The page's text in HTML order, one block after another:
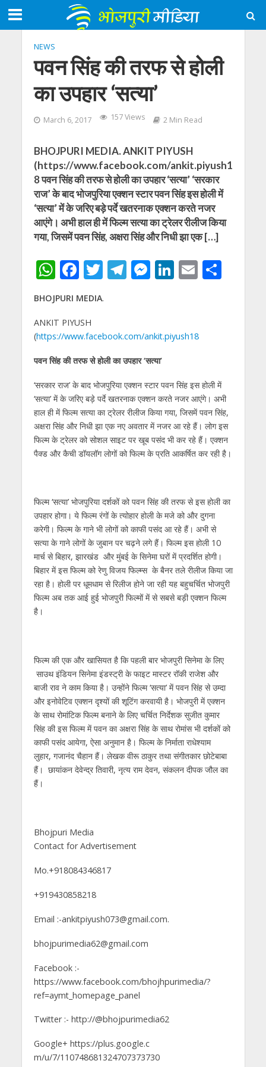
NEWS
पवन सिंह की तरफ से होली
का उपहार ‘सत्या’
March 6, 2017 157 Views 2 Min Read
BHOJPURI MEDIA. ANKIT PIYUSH
(https://www.facebook.com/ankit.piyush1
8 पवन सिंह की तरफ से होली का उपहार ‘सत्या’ ‘सरकार
राज’ के बाद भोजपुरिया एक्‍शन स्टार पवन सिंह इस होली में
‘सत्‍या’ में के जरिए बड़े पर्दे खतरनाक एक्शन करते नजर
आएंगे। अभी हाल ही में फिल्‍म सत्‍या का ट्रेलर रीलीज किया
गया, जिसमें पवन सिंह, अक्षरा सिंह और निधी झा एक […]
W
h
at
s
A
p
p
F
ac
e
b
o
o
k
T
itt
er
T
gr
a
m
M
e
n
g
er
Li
dI
E
l
S
BHOJPURI MEDIA.
ANKIT PIYUSH
(https://www.facebook.com/ankit.piyush18
पवन सिंह की तरफ से होली का उपहार‘सत्या’
‘सरकार राज’ के बाद भोजपुरिया एक्‍शन स्टार पवन सिंह इस होली में
‘सत्‍या’ में के जरिए बड़े पर्दे खतरनाक एक्शन करते नजर आएंगे। अभी
हाल ही में फिल्‍म सत्‍या का ट्रेलर रीलीज किया गया, जिसमें पवन सिंह,
अक्षरा सिंह और निधी झा एक नए अवतार में नजर आ रहे हैं। लोग इस
फिल्‍म के ट्रेलर को सोशल साइट पर खूब पसंद भी कर रहे हैं। एक्‍शन
पैक्‍ड और कैची डॉयलॉग लोगों को फिल्‍म के प्रति आकर्षित कर रही है।
फिल्‍म ‘सत्‍या’ भोजपुरिया दर्शकों को पवन सिंह की तरफ से इस होली का
उपहार होगा। ये फिल्‍म रंगों के त्‍योहार होली के मजे को और दुगना
करेगी। फिल्‍म के गाने भी लोगों को काफी पसंद आ रहे हैं। अभी से
सत्‍या के गाने लोगों के जुबान पर चढ़ने लगे हैं। फिल्‍म इस होली 10
मार्च से बिहार, झारखंड और मुंबई के सिनेमा घरों में प्रदर्शित होगी।
बिहार में इस फिल्‍म को रेणु विजय फिल्‍म्‍स के बैनर तले रीलीज किया जा
रहा है। होली पर धूमधाम से रिलीज होने जा रही यह बहुचर्चित भोजपुरी
फिल्म अब तक आई हुई भोजपुरी फिल्मों में से सबसे बड़ी एक्शन फिल्म
है।
फिल्‍म की एक और खासियत है कि पहली बार भोजपुरी सिनेमा के लिए
साउथ इंडियन सिनेमा इंडस्‍ट्री के फाइट मास्टर रॉकी राजेश और
बाजी राव ने काम किया है। उन्‍होंने फिल्‍म ‘सत्‍या’ में पवन सिंह से उम्‍दा
और इनोवेटिव एक्शन दृश्यों की शूटिंग करवायी है। भोजपुरी में एक्‍शन
के साथ रोमांटिक फिल्‍म बनाने के लिए चर्चित निर्देशक सुजीत कुमार
सिंह की इस फिल्‍म में पवन का अक्षरा सिंह के साथ रोमांस भी दर्शकों को
काफी पसंद आयेगा, ऐसा अनुमान है। फिल्म के निर्माता राधेश्याम
लुहार, गजानंद चैहान हैं। लेखक वीरू ठाकुर तथा संगीतकार छोटेबाबा
हैं। छायांकन देवेन्द्र तिवारी, नृत्य राम देवन, संकलन दीपक जौल का
हैं।
Bhojpuri Media
Contact for Advertisement
Mo.+918084346817
+919430858218
Email :-ankitpiyush073@gmail.com.
bhojpurimedia62@gmail.com
Facebook :-
https://www.facebook.com/bhojhpurimedia/?
ref=aymt_homepage_panel
Twitter :- http://@bhojpurimedia62
Google+ https://plus.google.c
m/u/7/110748681324707373730